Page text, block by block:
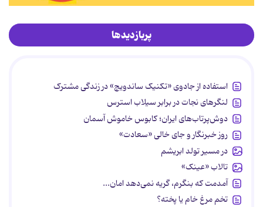
پربازدیدها
استفاده از جادوی «تکنیک ساندویچ» در زندگی مشترک
لنگرهای نجات در برابر سیلاب استرس
دوش‌پرتاب‌های ایران؛ کابوس خاموش آسمان
روز خبرنگار و جای خالی «سعادت»
در مسیر تولد ابریشم
تالاب «عینک»
آمدمت که بنگرم، گریه نمی‌دهد امان...
تخم مرغ خام یا پخته؟